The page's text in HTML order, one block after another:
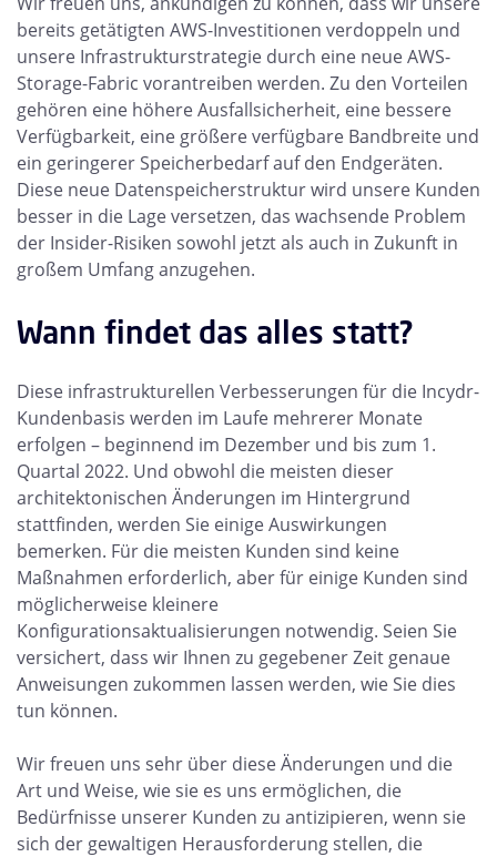
bereits getätigten AWS-Investitionen verdoppeln und
unsere Infrastrukturstrategie durch eine neue AWS-
Storage-Fabric vorantreiben werden. Zu den Vorteilen
gehören eine höhere Ausfallsicherheit, eine bessere
Verfügbarkeit, eine größere verfügbare Bandbreite und
ein geringerer Speicherbedarf auf den Endgeräten.
Diese neue Datenspeicherstruktur wird unsere Kunden
besser in die Lage versetzen, das wachsende Problem
der Insider-Risiken sowohl jetzt als auch in Zukunft in
großem Umfang anzugehen.
Wann findet das alles statt?
Diese infrastrukturellen Verbesserungen für die Incydr-
Kundenbasis werden im Laufe mehrerer Monate
erfolgen – beginnend im Dezember und bis zum 1.
Quartal 2022. Und obwohl die meisten dieser
architektonischen Änderungen im Hintergrund
stattfinden, werden Sie einige Auswirkungen
bemerken. Für die meisten Kunden sind keine
Maßnahmen erforderlich, aber für einige Kunden sind
möglicherweise kleinere
Konfigurationsaktualisierungen notwendig. Seien Sie
versichert, dass wir Ihnen zu gegebener Zeit genaue
Anweisungen zukommen lassen werden, wie Sie dies
tun können.
Wir freuen uns sehr über diese Änderungen und die
Art und Weise, wie sie es uns ermöglichen, die
Bedürfnisse unserer Kunden zu antizipieren, wenn sie
sich der gewaltigen Herausforderung stellen, die